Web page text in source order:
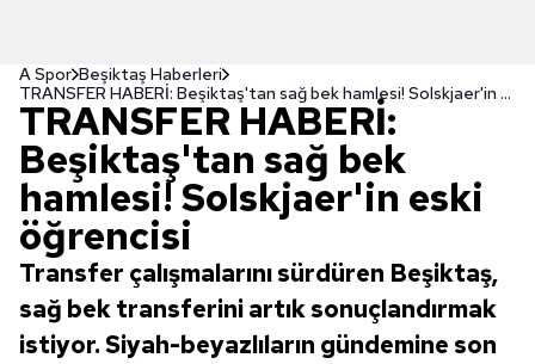
A Spor Beşiktaş Haberleri
TRANSFER HABERİ: Beşiktaş'tan sağ bek hamlesi! Solskjaer'in eski öğrencisi
TRANSFER HABERİ:
Beşiktaş'tan sağ bek
hamlesi! Solskjaer'in eski
öğrencisi
Transfer çalışmalarını sürdüren Beşiktaş,
sağ bek transferini artık sonuçlandırmak
istiyor. Siyah-beyazlıların gündemine son